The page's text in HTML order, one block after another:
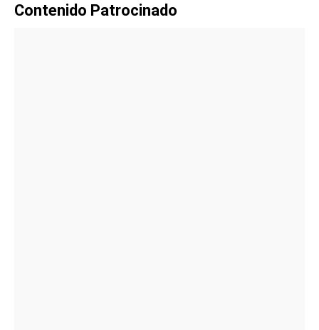
Contenido Patrocinado